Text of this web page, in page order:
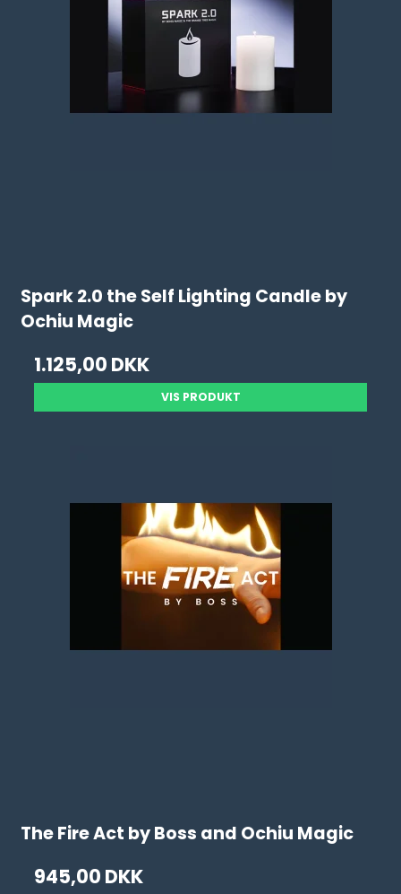
Spark 2.0 the Self Lighting Candle by
Ochiu Magic
1.125,00 DKK
VIS PRODUKT
The Fire Act by Boss and Ochiu Magic
945,00 DKK